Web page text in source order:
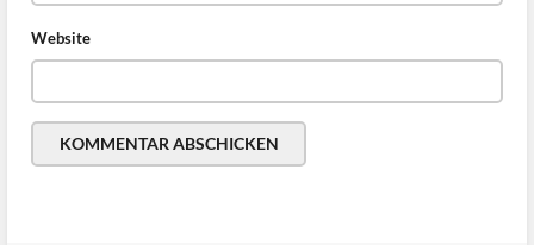
Website